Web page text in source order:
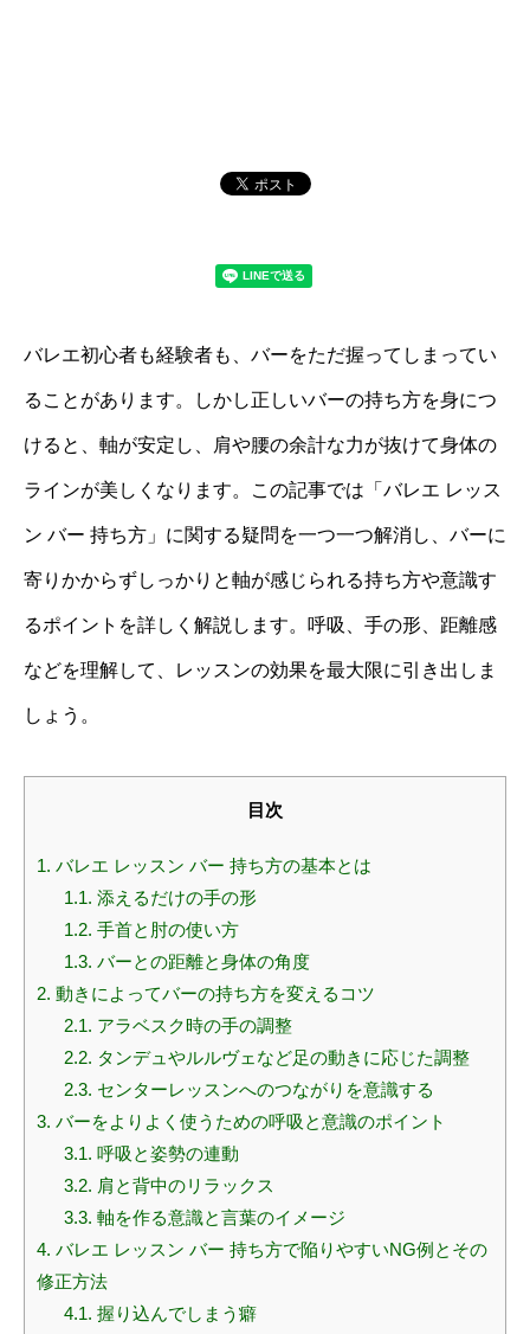
バレエ初心者も経験者も、バーをただ握ってしまってい
ることがあります。しかし正しいバーの持ち方を身につ
けると、軸が安定し、肩や腰の余計な力が抜けて身体の
ラインが美しくなります。この記事では「バレエ レッス
ン バー 持ち方」に関する疑問を一つ一つ解消し、バーに
寄りかからずしっかりと軸が感じられる持ち方や意識す
るポイントを詳しく解説します。呼吸、手の形、距離感
などを理解して、レッスンの効果を最大限に引き出しま
しょう。
目次
1. バレエ レッスン バー 持ち方の基本とは
1.1. 添えるだけの手の形
1.2. 手首と肘の使い方
1.3. バーとの距離と身体の角度
2. 動きによってバーの持ち方を変えるコツ
2.1. アラベスク時の手の調整
2.2. タンデュやルルヴェなど足の動きに応じた調整
2.3. センターレッスンへのつながりを意識する
3. バーをよりよく使うための呼吸と意識のポイント
3.1. 呼吸と姿勢の連動
3.2. 肩と背中のリラックス
3.3. 軸を作る意識と言葉のイメージ
4. バレエ レッスン バー 持ち方で陥りやすいNG例とその
修正方法
4.1. 握り込んでしまう癖